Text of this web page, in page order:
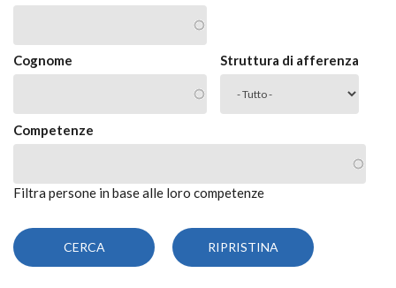
Cognome Struttura di afferenza
Competenze
Filtra persone in base alle loro competenze